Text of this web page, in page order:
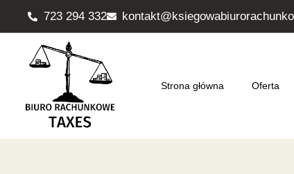
Przejdź
723 294 332
Strona główna Oferta